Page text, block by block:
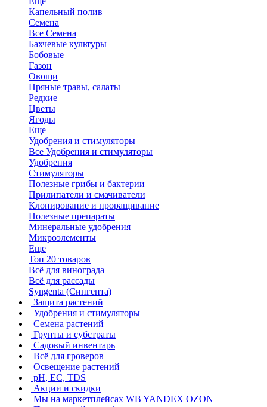
Капельный полив
Семена
Все Семена
Бахчевые культуры
Бобовые
Газон
Овощи
Пряные травы, салаты
Редкие
Цветы
Ягоды
Еще
Удобрения и стимуляторы
Все Удобрения и стимуляторы
Удобрения
Стимуляторы
Полезные грибы и бактерии
Прилипатели и смачиватели
Клонирование и проращивание
Полезные препараты
Минеральные удобрения
Микроэлементы
Еще
Топ 20 товаров
Всё для винограда
Всё для рассады
Syngenta (Сингента)
Защита растений
Удобрения и стимуляторы
Семена растений
Грунты и субстраты
Садовый инвентарь
Всё для гроверов
Освещение растений
pH, EC, TDS
Акции и скидки
Мы на маркетплейсах WB YANDEX OZON